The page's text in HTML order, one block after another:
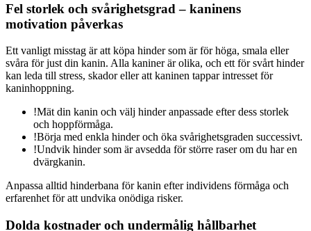
Fel storlek och svårighetsgrad – kaninens
motivation påverkas
Ett vanligt misstag är att köpa hinder som är för höga, smala eller
svåra för just din kanin. Alla kaniner är olika, och ett för svårt hinder
kan leda till stress, skador eller att kaninen tappar intresset för
kaninhoppning.
!Mät din kanin och välj hinder anpassade efter dess storlek
och hoppförmåga.
!Börja med enkla hinder och öka svårighetsgraden successivt.
!Undvik hinder som är avsedda för större raser om du har en
dvärgkanin.
Anpassa alltid hinderbana för kanin efter individens förmåga och
erfarenhet för att undvika onödiga risker.
Dolda kostnader och undermålig hållbarhet